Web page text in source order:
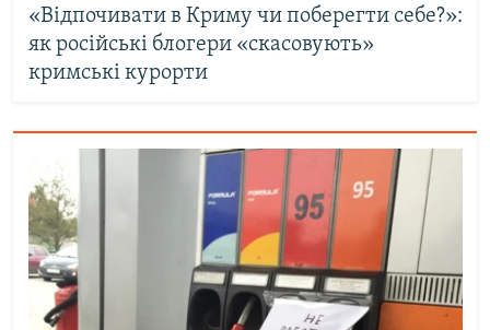
«Відпочивати в Криму чи поберегти себе?»:
як російські блогери «скасовують»
кримські курорти